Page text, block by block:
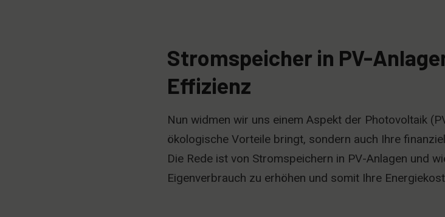
Stromspeicher in PV-
Effizienz
Nun widmen wir uns einem Aspekt der Photovoltaik
ökologische Vorteile bringt, sondern auch Ihre
Die Rede ist von Stromspeichern in PV-Anlagen und
Eigenverbrauch zu erhöhen und somit Ihre